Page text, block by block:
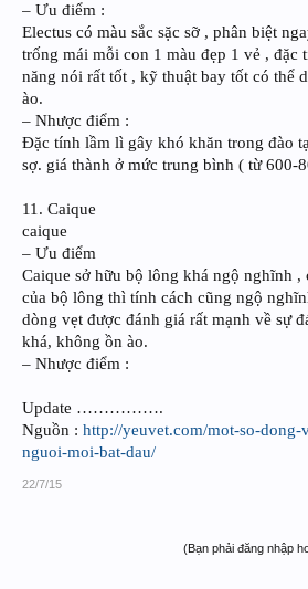
– Ưu điểm :
Electus có màu sắc sặc sỡ , phân biệt
trống mái mỗi con 1 màu đẹp 1 vẻ , đặc
năng nói rất tốt , kỹ thuật bay tốt có thể
ào.
– Nhược điểm :
Đặc tính lầm lì gây khó khăn trong đào
sợ. giá thành ở mức trung bình ( từ 600-
11. Caique
caique
– Ưu điểm
Caique sở hữu bộ lông khá ngộ nghĩnh
của bộ lông thì tính cách cũng ngộ
dòng vẹt được đánh giá rất mạnh về sự
khá, không ồn ào.
– Nhược điểm :
Update …………….
Nguồn : http://yeuvet.com/mot-so-dong-
nguoi-moi-bat-dau/
22/7/15
(Bạn phải đăng nhập